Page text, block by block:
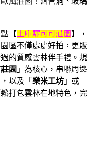
【土庫驛可可莊園 】，
區不僅處處好拍，更販
的質感雲林伴手禮。規
園 」為核心，串聯周邊
以及「 樂米工坊 」或
打包雲林在地特色，完